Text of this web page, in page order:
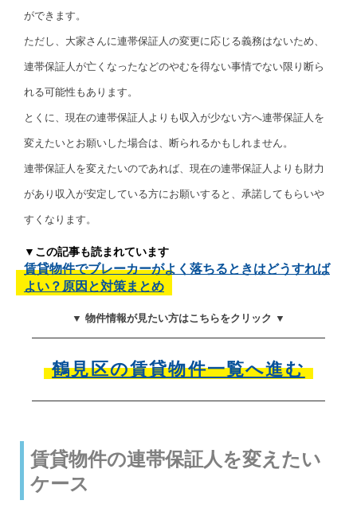
ができます。
ただし、大家さんに連帯保証人の変更に応じる義務はないため、
連帯保証人が亡くなったなどのやむを得ない事情でない限り断ら
れる可能性もあります。
とくに、現在の連帯保証人よりも収入が少ない方へ連帯保証人を
変えたいとお願いした場合は、断られるかもしれません。
連帯保証人を変えたいのであれば、現在の連帯保証人よりも財力
があり収入が安定している方にお願いすると、承諾してもらいや
すくなります。
▼この記事も読まれています
賃貸物件でブレーカーがよく落ちるときはどうすれば
よい？原因と対策まとめ
▼ 物件情報が見たい方はこちらをクリック ▼
鶴見区の賃貸物件一覧へ進む
賃貸物件の連帯保証人を変えたい
ケース